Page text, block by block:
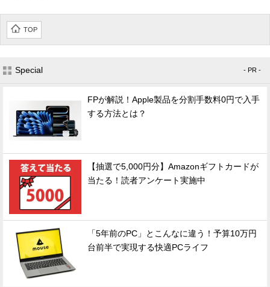
TOP
Special - PR -
FPが解説！Apple製品を分割手数料0円で入手
する方法とは？
【抽選で5,000円分】Amazonギフトカードが
当たる！読者アンケート実施中
「5年前のPC」とこんなに違う！予算10万円
台前半で実現する快適PCライフ